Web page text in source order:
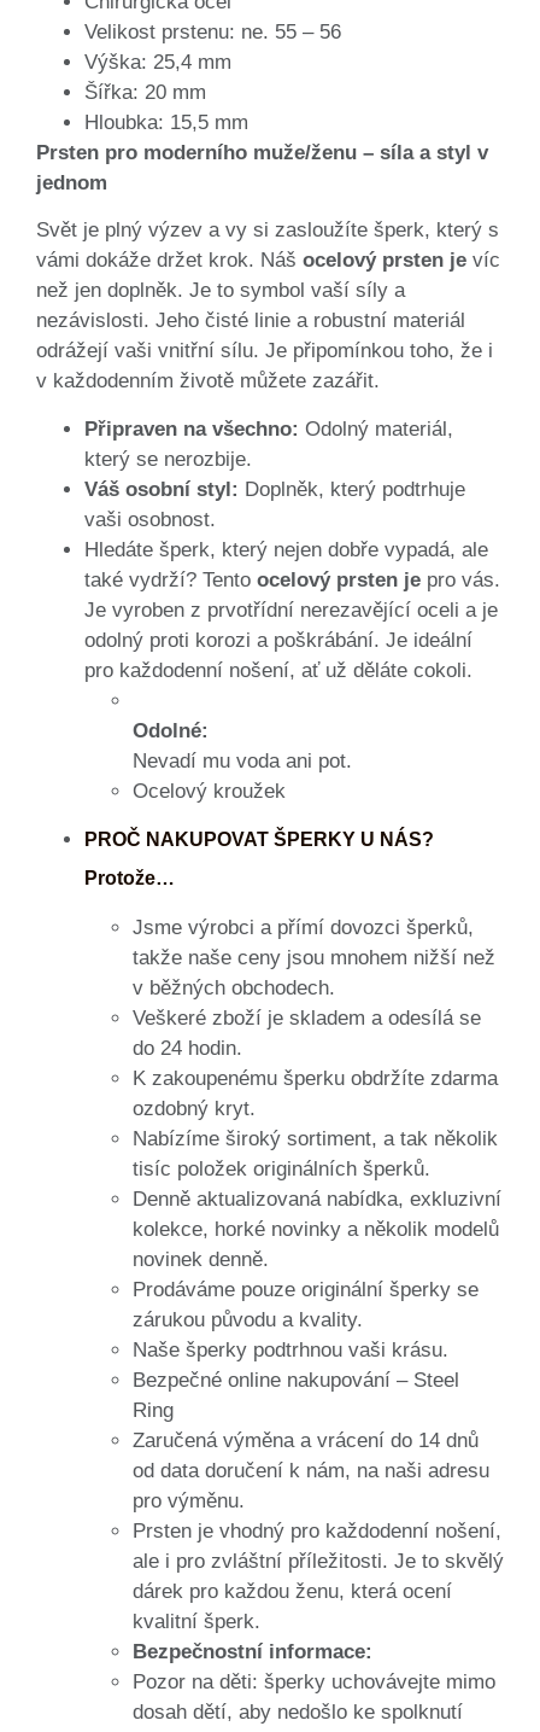
Velikost prstenu: ne. 55 – 56
Výška: 25,4 mm
Šířka: 20 mm
Hloubka: 15,5 mm
Prsten pro moderního muže/ženu – síla a styl v
jednom
Svět je plný výzev a vy si zasloužíte šperk, který s
vámi dokáže držet krok. Náš ocelový prsten je víc
než jen doplněk. Je to symbol vaší síly a
nezávislosti. Jeho čisté linie a robustní materiál
odrážejí vaši vnitřní sílu. Je připomínkou toho, že i
v každodenním životě můžete zazářit.
Připraven na všechno: Odolný materiál,
který se nerozbije.
Váš osobní styl: Doplněk, který podtrhuje
vaši osobnost.
Hledáte šperk, který nejen dobře vypadá, ale
také vydrží? Tento ocelový prsten je pro vás.
Je vyroben z prvotřídní nerezavějící oceli a je
odolný proti korozi a poškrábání. Je ideální
pro každodenní nošení, ať už děláte cokoli.
Odolné:
Nevadí mu voda ani pot.
Ocelový kroužek
PROČ NAKUPOVAT ŠPERKY U NÁS?
Protože…
Jsme výrobci a přímí dovozci šperků,
takže naše ceny jsou mnohem nižší než
v běžných obchodech.
Veškeré zboží je skladem a odesílá se
do 24 hodin.
K zakoupenému šperku obdržíte zdarma
ozdobný kryt.
Nabízíme široký sortiment, a tak několik
tisíc položek originálních šperků.
Denně aktualizovaná nabídka, exkluzivní
kolekce, horké novinky a několik modelů
novinek denně.
Prodáváme pouze originální šperky se
zárukou původu a kvality.
Naše šperky podtrhnou vaši krásu.
Bezpečné online nakupování – Steel
Ring
Zaručená výměna a vrácení do 14 dnů
od data doručení k nám, na naši adresu
pro výměnu.
Prsten je vhodný pro každodenní nošení,
ale i pro zvláštní příležitosti. Je to skvělý
dárek pro každou ženu, která ocení
kvalitní šperk.
Bezpečnostní informace:
Pozor na děti: šperky uchovávejte mimo
dosah dětí, aby nedošlo ke spolknutí